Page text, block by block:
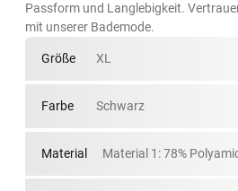
Passform und Langlebigkeit.
mit unserer Bademode.
Größe XL
Farbe Schwarz
Material Material 1: 78%